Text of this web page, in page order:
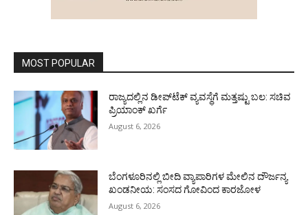
MOST POPULAR
ರಾಜ್ಯದಲ್ಲಿನ ಡೀಪ್‌ಟೆಕ್‌ ವ್ಯವಸ್ಥೆಗೆ ಮತ್ತಷ್ಟು ಬಲ: ಸಚಿವ
ಪ್ರಿಯಾಂಕ್ ಖರ್ಗೆ
August 6, 2026
ಬೆಂಗಳೂರಿನಲ್ಲಿ ಬೀದಿ ವ್ಯಾಪಾರಿಗಳ ಮೇಲಿನ ದೌರ್ಜನ್ಯ
ಖಂಡನೀಯ: ಸಂಸದ ಗೋವಿಂದ ಕಾರಜೋಳ
August 6, 2026